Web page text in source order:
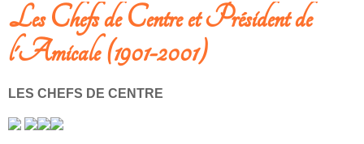
Les Chefs de Centre et Président de
l'Amicale (1901-2001)
LES CHEFS DE CENTRE